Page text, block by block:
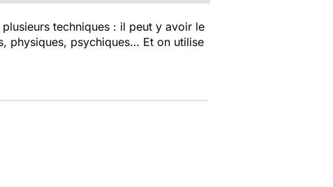
plusieurs techniques : il peut y avoir le
physiques, psychiques… Et on utilise